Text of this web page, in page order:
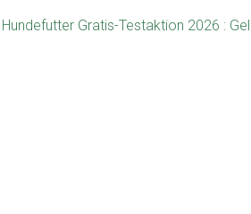
Gratis-Testaktion 2026 :